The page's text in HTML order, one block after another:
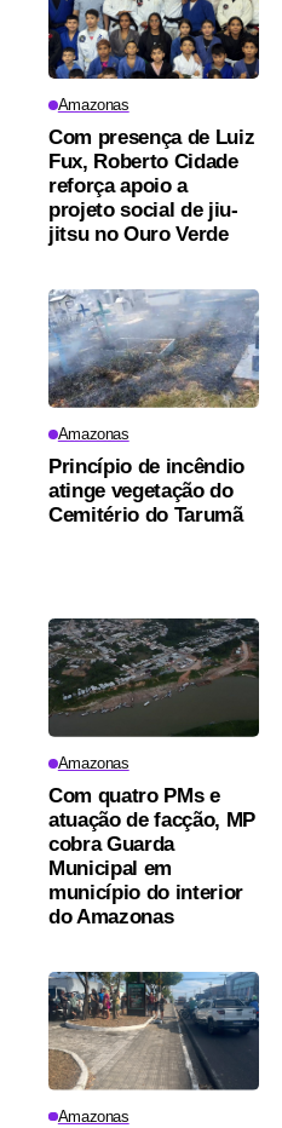
Amazonas
Com presença de Luiz
Fux, Roberto Cidade
reforça apoio a
projeto social de jiu-
jitsu no Ouro Verde
Amazonas
Princípio de incêndio
atinge vegetação do
Cemitério do Tarumã
Amazonas
Com quatro PMs e
atuação de facção, MP
cobra Guarda
Municipal em
município do interior
do Amazonas
Amazonas